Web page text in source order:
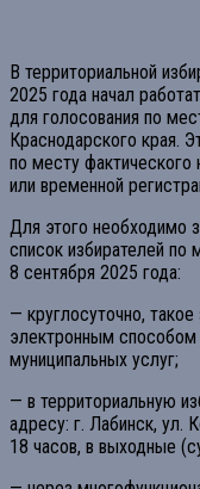
В территориальной
2025 года начал
для голосования по
Краснодарского края.
по месту фактического
или временной
Для этого необходимо
список избирателей
8 сентября 2025 года:
— круглосуточно,
электронным способом
муниципальных услуг;
— в территориальную
адресу: г. Лабинск, ул.
18 часов, в выходные